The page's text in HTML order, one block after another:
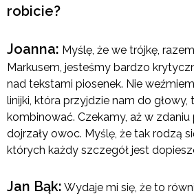
robicie?
Joanna: Myślę, że we trójkę,
Markusem, jesteśmy bardzo
nad tekstami piosenek. Nie
linijki, która przyjdzie nam do
kombinować. Czekamy, aż w zdaniu
dojrzały owoc. Myślę, że tak rodzą
których każdy szczegół jest
Jan Bąk: Wydaje mi się, że to